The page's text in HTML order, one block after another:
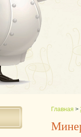
Главная >